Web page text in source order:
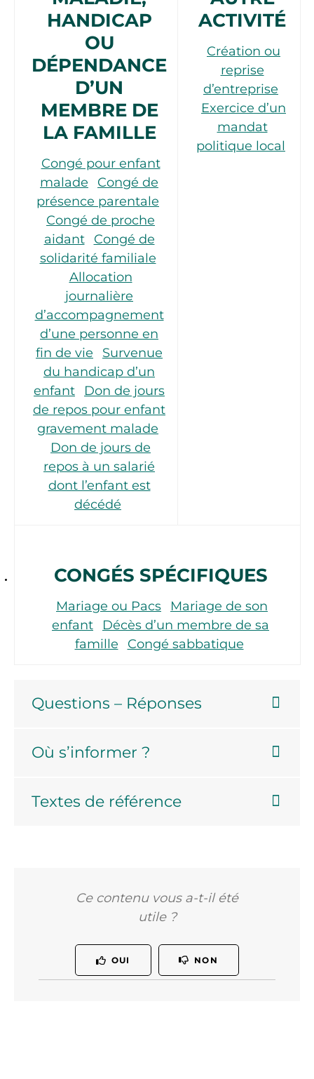
HANDICAP
OU
DÉPENDANCE
D’UN
MEMBRE DE
LA FAMILLE
Congé pour enfant
malade
Congé de
présence parentale
Congé de proche
aidant
Congé de
solidarité familiale
Allocation
journalière
d’accompagnement
d’une personne en
fin de vie
Survenue
du handicap d’un
enfant
Don de jours
de repos pour enfant
gravement malade
Don de jours de
repos à un salarié
dont l’enfant est
décédé
ACTIVITÉ
Création ou
reprise
d’entreprise
Exercice d’un
mandat
politique local
CONGÉS SPÉCIFIQUES
Mariage ou Pacs
Mariage de son
enfant
Décès d’un membre de sa
famille
Congé sabbatique
Questions – Réponses
Où s’informer ?
Textes de référence
Ce contenu vous a-t-il été
utile ?
OUI NON